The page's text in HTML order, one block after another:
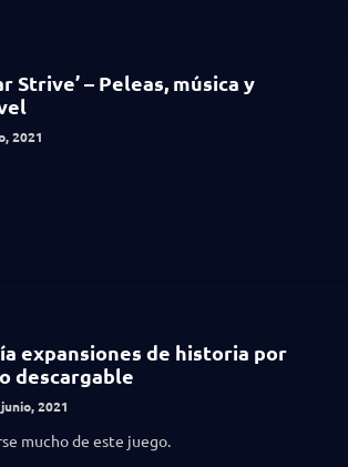
Strive’ – Peleas, música y
2021
expansiones de historia por
descargable
2021
mucho de este juego.